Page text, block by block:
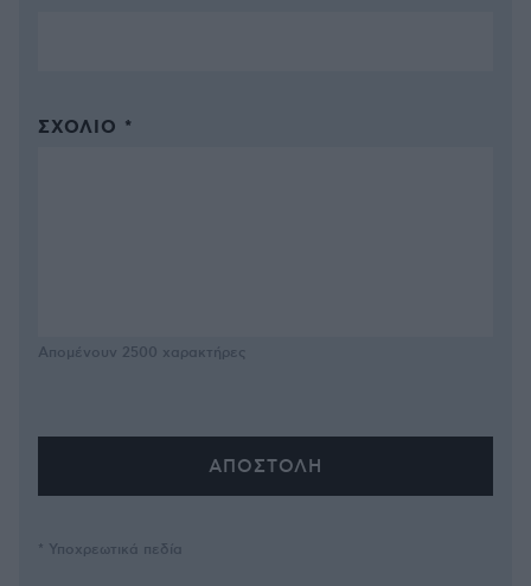
ΣΧΌΛΙΟ *
Απομένουν 2500 χαρακτήρες
* Υποχρεωτικά πεδία